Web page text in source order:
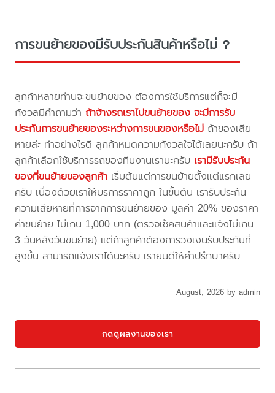
การขนย้ายของมีรับประกันสินค้าหรือไม่ ?
ลูกค้าหลายท่านจะขนย้ายของ ต้องการใช้บริการแต่ก็จะมี
กังวลมีคำถามว่า ถ้าจ้างรถเราไปขนย้ายของ จะมีการรับ
ประกันการขนย้ายของระหว่างการขนของหรือไม่ ถ้าของเสีย
หายล่ะ ทำอย่างไรดี ลูกค้าหมดความกังวลใจได้เลยนะครับ ถ้า
ลูกค้าเลือกใช้บริการรถของทีมงานเรานะครับ เรามีรับประกัน
ของที่ขนย้ายของลูกค้า เริ่มต้นแต่การขนย้ายตั้งแต่แรกเลย
ครับ เนื่องด้วยเราให้บริการราคาถูก ในขั้นต้น เรารับประกัน
ความเสียหายที่การจากการขนย้ายของ มูลค่า 20% ของราคา
ค่าขนย้าย ไม่เกิน 1,000 บาท (ตรวจเช็คสินค้าและแจ้งไม่เกิน
3 วันหลังวันขนย้าย) แต่ถ้าลูกค้าต้องการวงเงินรับประกันที่
สูงขึ้น สามารถแจ้งเราได้นะครับ เรายินดีให้คำปรึกษาครับ
August, 2026 by admin
กดดูผลงานของเรา